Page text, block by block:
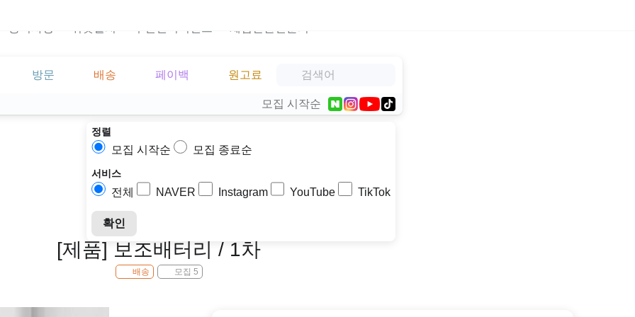
방문 배송 페이백 원고료
모집 시작순
정렬
모집 시작순 모집 종료순
서비스
전체 NAVER Instagram YouTube TikTok
확인
[제품] 보조배터리 / 1차
배송 모집 5